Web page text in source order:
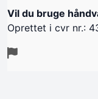
Vil du bruge
Oprettet i cvr nr.: